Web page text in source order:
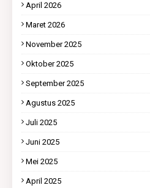
April 2026
Maret 2026
November 2025
Oktober 2025
September 2025
Agustus 2025
Juli 2025
Juni 2025
Mei 2025
April 2025